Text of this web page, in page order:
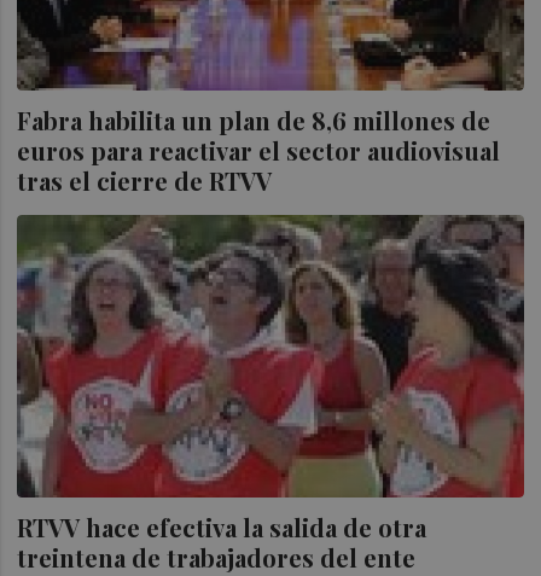
Fabra habilita un plan de 8,6 millones de
euros para reactivar el sector audiovisual
tras el cierre de RTVV
RTVV hace efectiva la salida de otra
treintena de trabajadores del ente